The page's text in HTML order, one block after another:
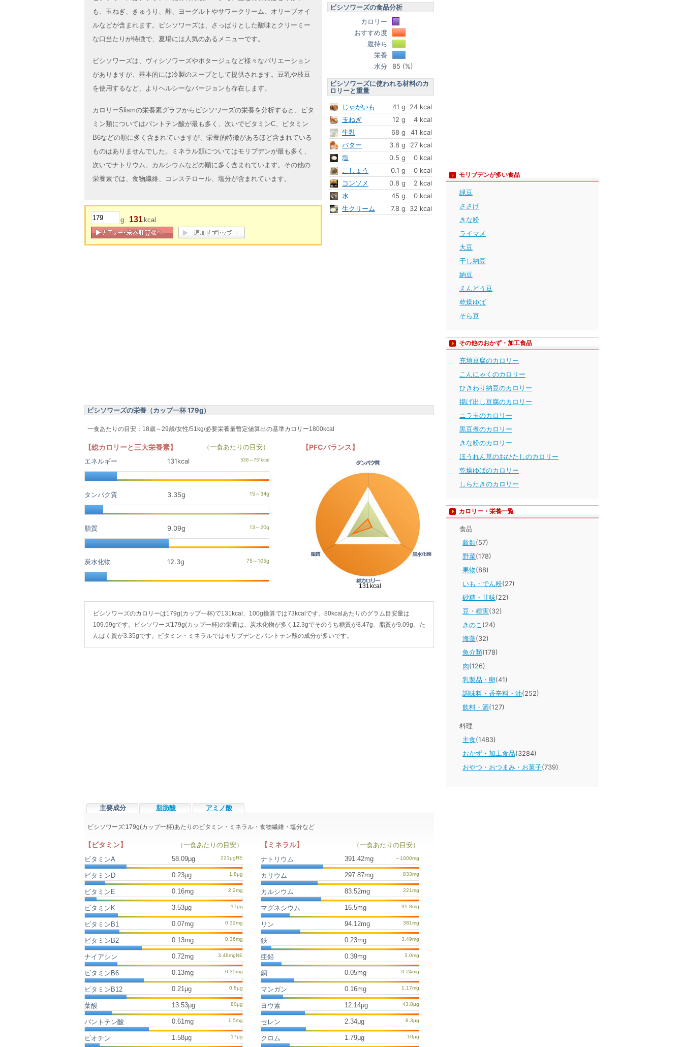
も、玉ねぎ、きゅうり、酢、ヨーグルトやサワークリーム、オリーブオイ
ルなどが含まれます。ビシソワーズは、さっぱりとした酸味とクリーミー
な口当たりが特徴で、夏場には人気のあるメニューです。
ビシソワーズは、ヴィシソワーズやポタージュなど様々なバリエーション
がありますが、基本的には冷製のスープとして提供されます。豆乳や枝豆
を使用するなど、よりヘルシーなバージョンも存在します。
カロリーSlismの栄養素グラフからビシソワーズの栄養を分析すると、ビタ
ミン類についてはパントテン酸が最も多く、次いでビタミンC、ビタミン
B6などの順に多く含まれていますが、栄養的特徴があるほど含まれている
ものはありませんでした。ミネラル類についてはモリブデンが最も多く、
次いでナトリウム、カルシウムなどの順に多く含まれています。その他の
栄養素では、食物繊維、コレステロール、塩分が含まれています。
g 131 kcal
ビシソワーズの食品分析
カロリー
おすすめ度
腹持ち
栄養
水分
85 (%)
ビシソワーズに使われる材料のカ
ロリーと重量
じゃがいも
41 g
24 kcal
玉ねぎ
12 g
4 kcal
牛乳
68 g
41 kcal
バター
3.8 g
27 kcal
塩
0.5 g
0 kcal
こしょう
0.1 g
0 kcal
コンソメ
0.8 g
2 kcal
水
45 g
0 kcal
生クリーム
7.8 g 32 kcal
ビシソワーズの栄養（カップ一杯 179g）
一食あたりの目安：18歳～29歳/女性/51kg/必要栄養量暫定値算出の基準カロリー1800kcal
【総カロリーと三大栄養素】
（一食あたりの目安）
エネルギー
131kcal
タンパク質 3.35g
脂質 9.09g
炭水化物 12.3g
【PFCバランス】
ビシソワーズのカロリーは179g(カップ一杯)で131kcal、100g換算では73kcalです。80kcalあたりのグラム目安量は
109.59gです。ビシソワーズ179g(カップ一杯)の栄養は、炭水化物が多く12.3gでそのうち糖質が8.47g、脂質が9.09g、た
んぱく質が3.35gです。ビタミン・ミネラルではモリブデンとパントテン酸の成分が多いです。
主要成分 脂肪酸 アミノ酸
ビシソワーズ:179g(カップ一杯)あたりのビタミン・ミネラル・食物繊維・塩分など
【ビタミン】
（一食あたりの目安）
ビタミンA
58.09μg
ビタミンD 0.23μg
ビタミンE 0.16mg
ビタミンK 3.53μg
ビタミンB1 0.07mg
ビタミンB2 0.13mg
ナイアシン 0.72mg
ビタミンB6 0.13mg
ビタミンB12 0.21μg
葉酸 13.53μg
パントテン酸 0.61mg
ビオチン 1.58μg
【ミネラル】
（一食あたりの目安）
ナトリウム
391.42mg
カリウム 297.87mg
カルシウム 83.52mg
マグネシウム 16.5mg
リン 94.12mg
鉄 0.23mg
亜鉛 0.39mg
銅 0.05mg
マンガン 0.16mg
ヨウ素 12.14μg
セレン 2.34μg
クロム 1.79μg
モリブデンが多い食品
緑豆
ささげ
きな粉
ライマメ
大豆
干し納豆
納豆
えんどう豆
乾燥ゆば
そら豆
その他のおかず・加工食品
充填豆腐のカロリー
こんにゃくのカロリー
ひきわり納豆のカロリー
揚げ出し豆腐のカロリー
ニラ玉のカロリー
黒豆煮のカロリー
きな粉のカロリー
ほうれん草のおひたしのカロリー
乾燥ゆばのカロリー
しらたきのカロリー
カロリー・栄養一覧
食品
穀類(57)
野菜(178)
果物(88)
いも・でん粉(27)
砂糖・甘味(22)
豆・種実(32)
きのこ (24)
海藻(32)
魚介類(178)
肉(126)
乳製品・卵(41)
調味料・香辛料・油(252)
飲料・酒(127)
料理
主食(1483)
おかず・加工食品(3284)
おやつ・おつまみ・お菓子(739)